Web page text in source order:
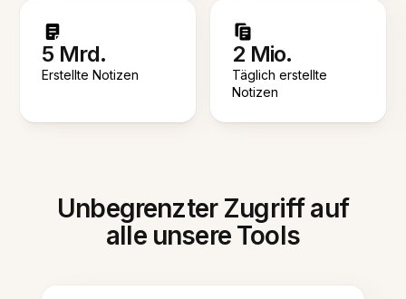
5 Mrd.
Erstellte Notizen
2 Mio.
Täglich erstellte
Notizen
Unbegrenzter Zugriff auf
alle unsere Tools